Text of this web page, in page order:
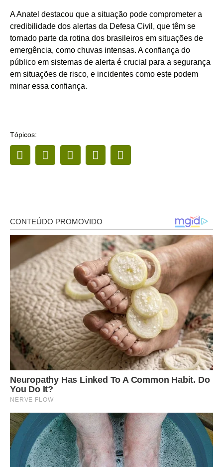
A Anatel destacou que a situação pode comprometer a
credibilidade dos alertas da Defesa Civil, que têm se
tornado parte da rotina dos brasileiros em situações de
emergência, como chuvas intensas. A confiança do
público em sistemas de alerta é crucial para a segurança
em situações de risco, e incidentes como este podem
minar essa confiança.
Tópicos: